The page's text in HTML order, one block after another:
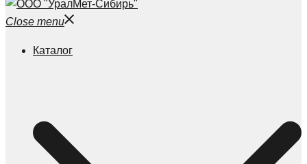
Close menu
Каталог